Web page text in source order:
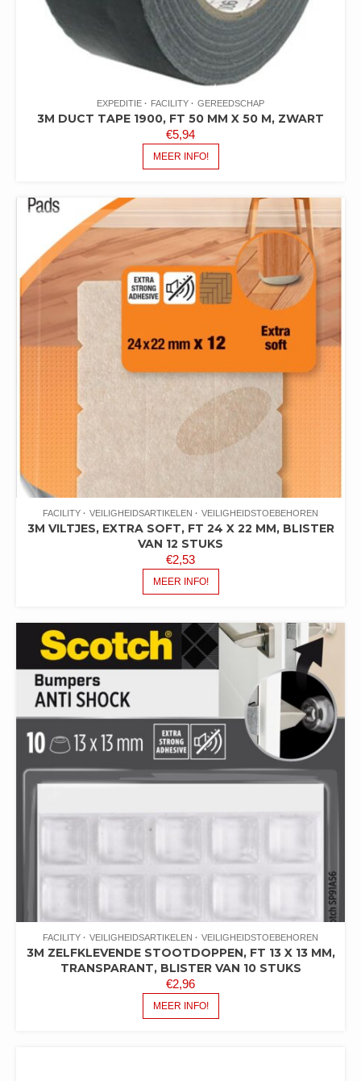
EXPEDITIE FACILITY GEREEDSCHAP
3M DUCT TAPE 1900, FT 50 MM X 50 M, ZWART
€5,94
MEER INFO!
FACILITY VEILIGHEIDSARTIKELEN VEILIGHEIDSTOEBEHOREN
3M VILTJES, EXTRA SOFT, FT 24 X 22 MM, BLISTER
VAN 12 STUKS
€2,53
MEER INFO!
FACILITY VEILIGHEIDSARTIKELEN VEILIGHEIDSTOEBEHOREN
3M ZELFKLEVENDE STOOTDOPPEN, FT 13 X 13 MM,
TRANSPARANT, BLISTER VAN 10 STUKS
€2,96
MEER INFO!